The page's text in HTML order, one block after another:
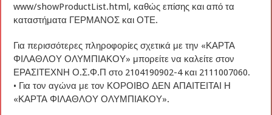
www/showProductList.html, καθώς επίσης και από τα
καταστήματα ΓΕΡΜΑΝΟΣ και ΟΤΕ.
Για περισσότερες πληροφορίες σχετικά με την «ΚΑΡΤΑ
ΦΙΛΑΘΛΟΥ ΟΛΥΜΠΙΑΚΟΥ» μπορείτε να καλείτε στον
ΕΡΑΣΙΤΕΧΝΗ Ο.Σ.Φ.Π στο 2104190902-4 και 2111007060.
• Για τον αγώνα με τον ΚΟΡΟΙΒΟ ΔΕΝ ΑΠΑΙΤΕΙΤΑΙ Η
«ΚΑΡΤΑ ΦΙΛΑΘΛΟΥ ΟΛΥΜΠΙΑΚΟΥ».